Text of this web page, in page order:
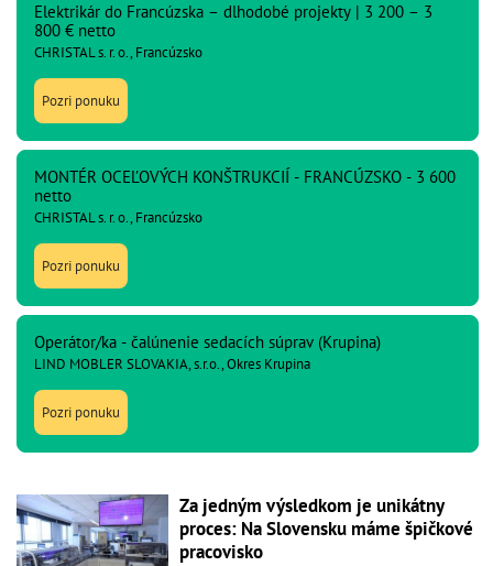
Elektrikár do Francúzska – dlhodobé projekty | 3 200 – 3
800 € netto
CHRISTAL s. r. o., Francúzsko
Pozri ponuku
MONTÉR OCEĽOVÝCH KONŠTRUKCIÍ - FRANCÚZSKO - 3 600
netto
CHRISTAL s. r. o., Francúzsko
Pozri ponuku
Operátor/ka - čalúnenie sedacích súprav (Krupina)
LIND MOBLER SLOVAKIA, s.r.o., Okres Krupina
Pozri ponuku
Za jedným výsledkom je unikátny
proces: Na Slovensku máme špičkové
pracovisko